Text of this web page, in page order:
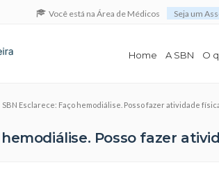
Você está na Área de Médicos Seja um
Home A SBN O
SBN Esclarece: Faço hemodiálise. Posso fazer atividade
Posso fazer